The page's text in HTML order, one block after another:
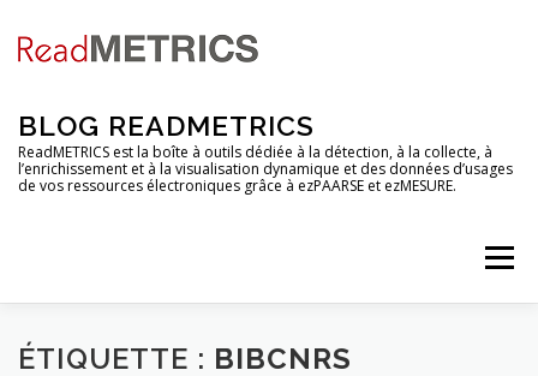
contenu
BLOG READMETRICS
ReadMETRICS est la boîte à outils dédiée à la détection, à la collecte, à
l’enrichissement et à la visualisation dynamique et des données d’usages
de vos ressources électroniques grâce à ezPAARSE et ezMESURE.
Menu
NOUVELLES FONCTIONNALITES
ÉTIQUETTE : BIBCNRS